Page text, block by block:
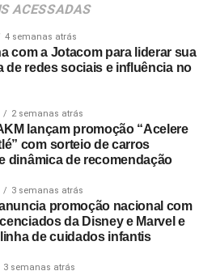
com lote inicial a partir
atualizações e atrações do
nos canais oficiais do camarote
ACESSADAS
4 semanas atrás
com a Jotacom para liderar sua
de redes sociais e influência no
2 semanas atrás
lançam promoção “Acelere
com sorteio de carros
dinâmica de recomendação
3 semanas atrás
promoção nacional com
da Disney e Marvel e
de cuidados infantis
3 semanas atrás